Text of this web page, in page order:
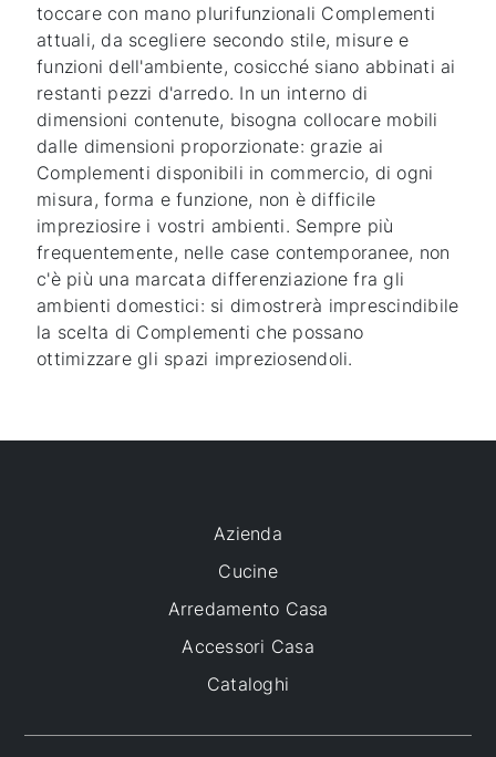
toccare con mano plurifunzionali Complementi
attuali, da scegliere secondo stile, misure e
funzioni dell'ambiente, cosicché siano abbinati ai
restanti pezzi d'arredo. In un interno di
dimensioni contenute, bisogna collocare mobili
dalle dimensioni proporzionate: grazie ai
Complementi disponibili in commercio, di ogni
misura, forma e funzione, non è difficile
impreziosire i vostri ambienti. Sempre più
frequentemente, nelle case contemporanee, non
c'è più una marcata differenziazione fra gli
ambienti domestici: si dimostrerà imprescindibile
la scelta di Complementi che possano
ottimizzare gli spazi impreziosendoli.
Azienda
Cucine
Arredamento Casa
Accessori Casa
Cataloghi